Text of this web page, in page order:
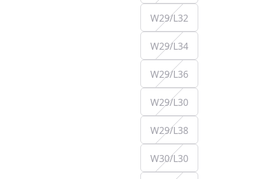
W29/L32
W29/L34
W29/L36
W29/L30
W29/L38
W30/L30